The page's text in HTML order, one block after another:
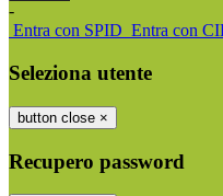
-
Entra con SPID Entra con
Seleziona utente
button close ×
Recupero password